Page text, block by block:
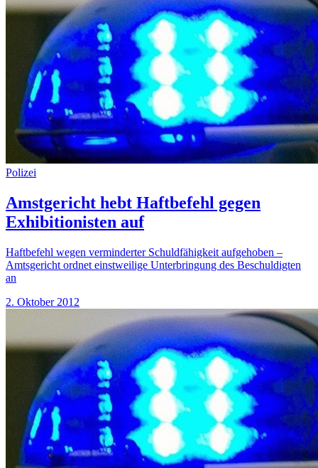
Polizei
Amstgericht hebt Haftbefehl gegen
Exhibitionisten auf
Haftbefehl wegen verminderter Schuldfähigkeit aufgehoben –
Amtsgericht ordnet einstweilige Unterbringung des Beschuldigten
an
2. Oktober 2012